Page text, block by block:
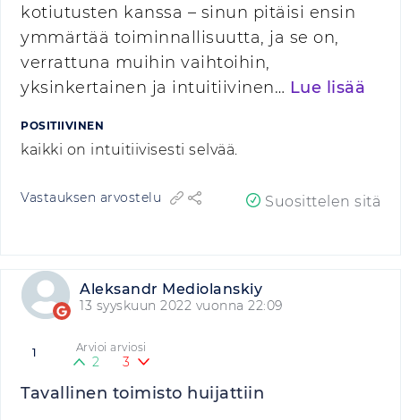
kotiutusten kanssa – sinun pitäisi ensin
ymmärtää toiminnallisuutta, ja se on,
verrattuna muihin vaihtoihin,
yksinkertainen ja intuitiivinen… Lue lisää
POSITIIVINEN
kaikki on intuitiivisesti selvää.
Vastauksen arvostelu Suosittelen sitä
Aleksandr Mediolanskiy
13 syyskuun 2022 vuonna 22:09
1 Arvioi arviosi
2 3
Tavallinen toimisto huijattiin